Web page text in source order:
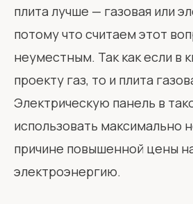
плита лучше — газовая или
потому что считаем этот
неуместным. Так как если в
проекту газ, то и плита
Электрическую панель в
использовать максимально
причине повышенной цены
электроэнергию.